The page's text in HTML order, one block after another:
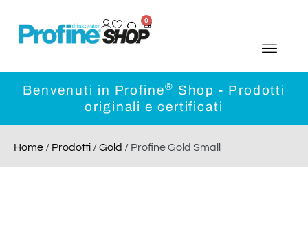
0
Benvenuti in Profine® Shop - Prodotti
originali e certificati
Home / Prodotti /Gold / Profine Gold Small